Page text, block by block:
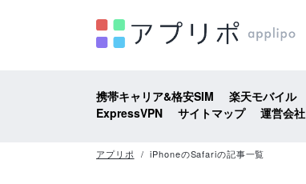
携帯キャリア&格安SIM 楽天モバイル
ExpressVPN
サイトマップ 運営会社
アプリポ iPhoneのSafariの記事一覧